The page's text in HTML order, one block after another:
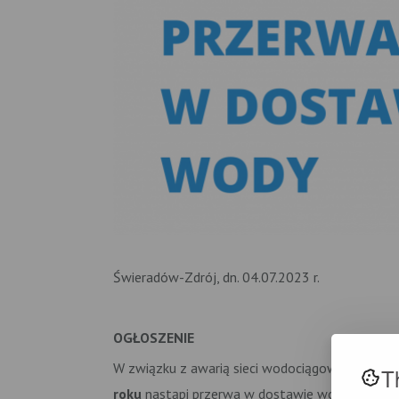
Świeradów-Zdrój, dn. 04.07.2023 r.
OGŁOSZENIE
W związku z awarią sieci wodociągowej w
roku nastąpi przerwa w dostawie wody w